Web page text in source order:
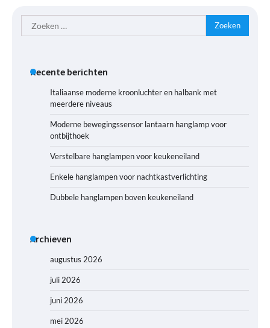
Zoeken
naar:
Recente berichten
Italiaanse moderne kroonluchter en halbank met
meerdere niveaus
Moderne bewegingssensor lantaarn hanglamp voor
ontbijthoek
Verstelbare hanglampen voor keukeneiland
Enkele hanglampen voor nachtkastverlichting
Dubbele hanglampen boven keukeneiland
Archieven
augustus 2026
juli 2026
juni 2026
mei 2026